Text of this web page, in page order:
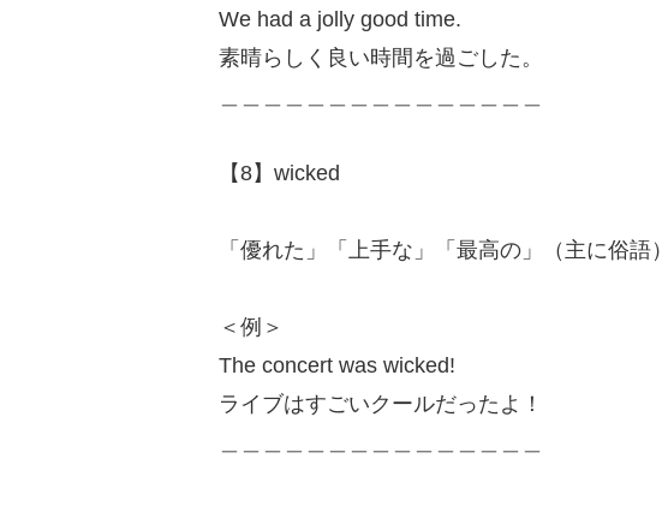
We had a jolly good time.
素晴らしく良い時間を過ごした。
【8】wicked
「優れた」「上手な」「最高の」（主に俗語）
＜例＞
The concert was wicked!
ライブはすごいクールだったよ！